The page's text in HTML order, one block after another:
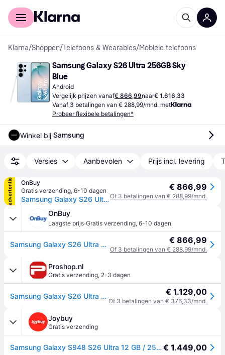
Voor shoppers
Klarna/Shoppen/Telefoons & Wearables/Mobiele telefoons
Samsung Galaxy S26 Ultra 256GB Sky
Blue
Android
Vergelijk prijzen vanaf€ 866,99naar€ 1.616,33
Vanaf 3 betalingen van € 288,99/mnd. met
Probeer flexibele betalingen*
Winkel bij Samsung
Versies Aanbevolen Prijs incl. levering
advertentie
OnBuy
Gratis verzending, 6-10 dagen
Samsung Galaxy S26 Ultra 5G Dual SIM + eSIM 256GB (12GB RAM) S948B/DS Hemelsblauw
€ 866,99
Of 3 betalingen van € 288,99/mnd.
OnBuy
Laagste prijs·Gratis verzending, 6-10 dagen
Samsung Galaxy S26 Ultra 5G Dual SIM + eSIM 256GB (12GB RAM) S948B/DS Hemelsblauw € 866,99
Of 3 betalingen van € 288,99/mnd.
Proshop.nl
Gratis verzending, 2-3 dagen
Samsung Galaxy S26 Ultra 256GB/12GB - Sky Blue € 1.129,00
Of 3 betalingen van € 376,33/mnd.
Joybuy
Gratis verzending
Samsung Galaxy S948 S26 Ultra 12 GB / 256 GB hemelsblauw€ 1.449,00